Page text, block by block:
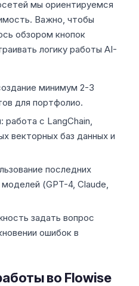
мы ориентируемся
Важно, чтобы
обзором кнопок
логику работы AI-
минимум 2-3
для портфолио.
работа с LangChain,
векторных баз данных и
последних
(GPT-4, Claude,
задать вопрос
ошибок в
во Flowise